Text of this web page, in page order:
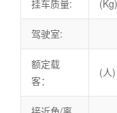
挂车质量: (Kg)
驾驶室:
额定载
客：
(人)